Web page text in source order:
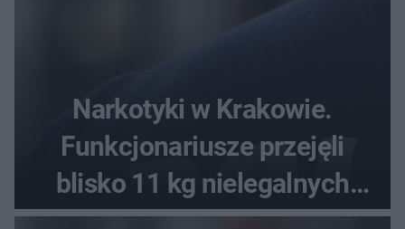
Narkotyki w Krakowie.
Funkcjonariusze przejęli
blisko 11 kg nielegalnych
substancji